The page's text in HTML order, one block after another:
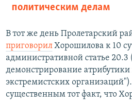
политическим делам
В тот же день Пролетарский
приговорил Хорошилова к 10
административной статье
демонстрирование
экстремистских
существенным тот факт, что